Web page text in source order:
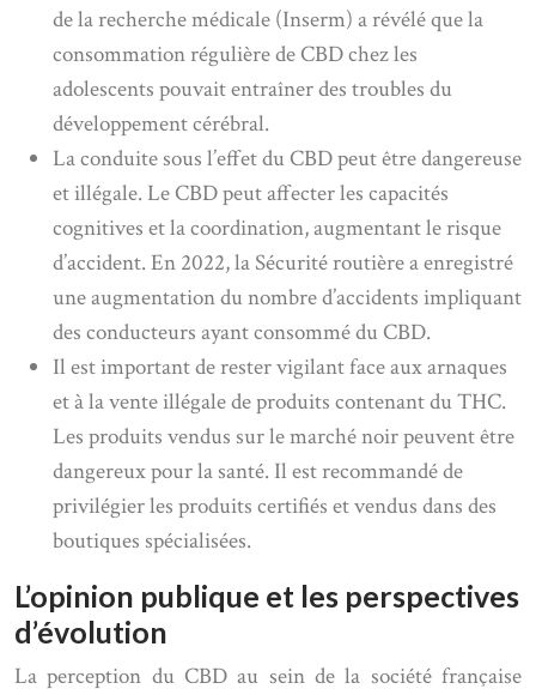
de la recherche médicale (Inserm) a révélé que la
consommation régulière de CBD chez les
adolescents pouvait entraîner des troubles du
développement cérébral.
La conduite sous l’effet du CBD peut être dangereuse
et illégale. Le CBD peut affecter les capacités
cognitives et la coordination, augmentant le risque
d’accident. En 2022, la Sécurité routière a enregistré
une augmentation du nombre d’accidents impliquant
des conducteurs ayant consommé du CBD.
Il est important de rester vigilant face aux arnaques
et à la vente illégale de produits contenant du THC.
Les produits vendus sur le marché noir peuvent être
dangereux pour la santé. Il est recommandé de
privilégier les produits certifiés et vendus dans des
boutiques spécialisées.
L’opinion publique et les perspectives
d’évolution
La perception du CBD au sein de la société française